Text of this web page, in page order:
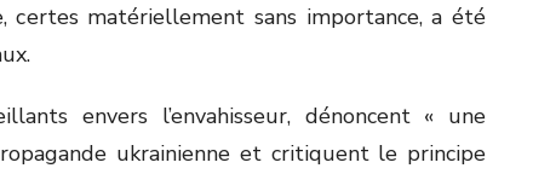
certes matériellement sans importance, a été
envers l’envahisseur, dénoncent « une
ukrainienne et critiquent le principe